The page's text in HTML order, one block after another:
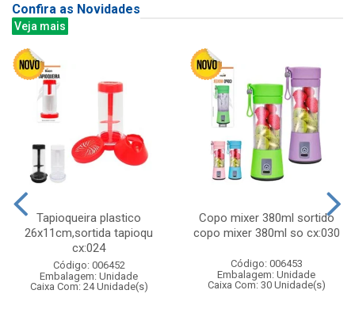
Confira as Novidades
Veja mais
Tapioqueira plastico
26x11cm,sortida tapioqu
cx:024
Código: 006452
Embalagem: Unidade
Caixa Com: 24 Unidade(s)
Copo mixer 380ml sortido
copo mixer 380ml so cx:030
Código: 006453
Embalagem: Unidade
Caixa Com: 30 Unidade(s)